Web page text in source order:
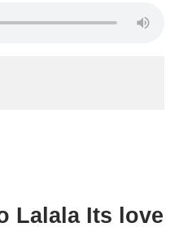
Lalala Its love